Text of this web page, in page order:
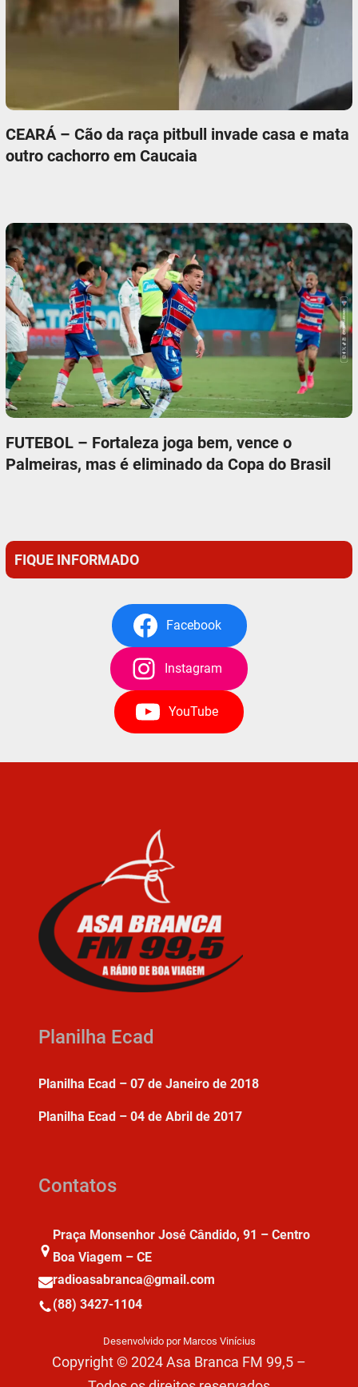
CEARÁ – Cão da raça pitbull invade casa e mata
outro cachorro em Caucaia
FUTEBOL – Fortaleza joga bem, vence o
Palmeiras, mas é eliminado da Copa do Brasil
FIQUE INFORMADO
Facebook
Instagram
YouTube
Planilha Ecad
Planilha Ecad – 07 de Janeiro de 2018
Planilha Ecad – 04 de Abril de 2017
Contatos
Praça Monsenhor José Cândido, 91 – Centro
Boa Viagem – CE
radioasabranca@gmail.com
(88) 3427-1104
Desenvolvido por Marcos Vinícius
Copyright © 2024 Asa Branca FM 99,5 –